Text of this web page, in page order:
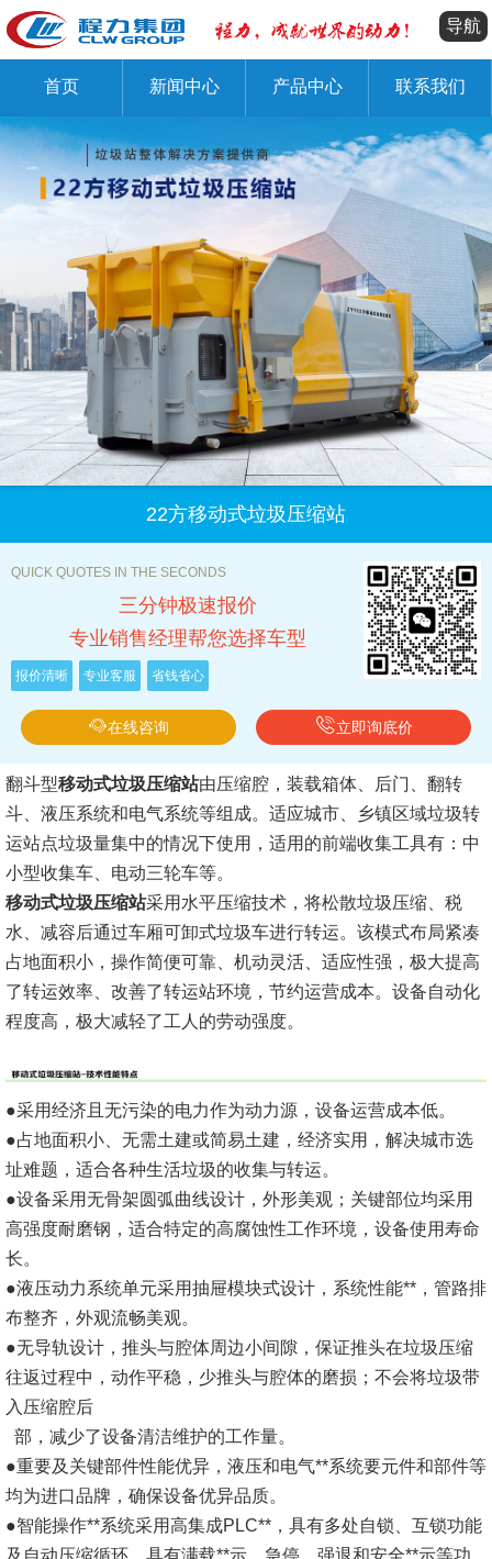
导航
首页 新闻中心 产品中心 联系我们
22方移动式垃圾压缩站
QUICK QUOTES IN THE SECONDS
三分钟极速报价
专业销售经理帮您选择车型
报价清晰 专业客服 省钱省心
在线咨询 立即询底价
翻斗型移动式垃圾压缩站由压缩腔，装载箱体、后门、翻转
斗、液压系统和电气系统等组成。适应城市、乡镇区域垃圾转
运站点垃圾量集中的情况下使用，适用的前端收集工具有：中
小型收集车、电动三轮车等。
移动式垃圾压缩站采用水平压缩技术，将松散垃圾压缩、税
水、减容后通过车厢可卸式垃圾车进行转运。该模式布局紧凑
占地面积小，操作简便可靠、机动灵活、适应性强，极大提高
了转运效率、改善了转运站环境，节约运营成本。设备自动化
程度高，极大减轻了工人的劳动强度。
●采用经济且无污染的电力作为动力源，设备运营成本低。
●占地面积小、无需土建或简易土建，经济实用，解决城市选
址难题，适合各种生活垃圾的收集与转运。
●设备采用无骨架圆弧曲线设计，外形美观；关键部位均采用
高强度耐磨钢，适合特定的高腐蚀性工作环境，设备使用寿命
长。
●液压动力系统单元采用抽屉模块式设计，系统性能**，管路排
布整齐，外观流畅美观。
●无导轨设计，推头与腔体周边小间隙，保证推头在垃圾压缩
往返过程中，动作平稳，少推头与腔体的磨损；不会将垃圾带
入压缩腔后
部，减少了设备清洁维护的工作量。
●重要及关键部件性能优异，液压和电气**系统要元件和部件等
均为进口品牌，确保设备优异品质。
●智能操作**系统采用高集成PLC**，具有多处自锁、互锁功能
及自动压缩循环，具有满载**示、急停、强退和安全**示等功